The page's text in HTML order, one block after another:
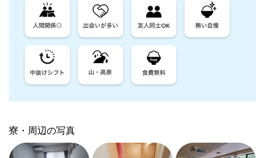
寮・周辺の写真